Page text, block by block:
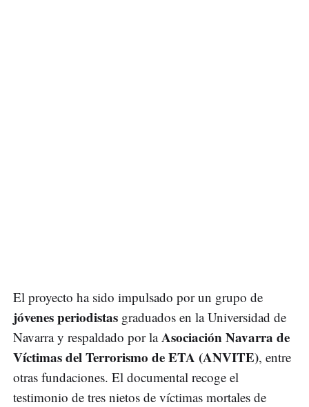
El proyecto ha sido impulsado por un grupo de
jóvenes periodistas graduados en la Universidad de
Navarra y respaldado por laAsociación Navarra de
Víctimas del Terrorismo de ETA (ANVITE), entre
otras fundaciones. El documental recoge el
testimonio de tres nietos de víctimas mortales de